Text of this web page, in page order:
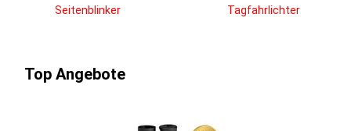
Seitenblinker Tagfahrlichter
Top Angebote